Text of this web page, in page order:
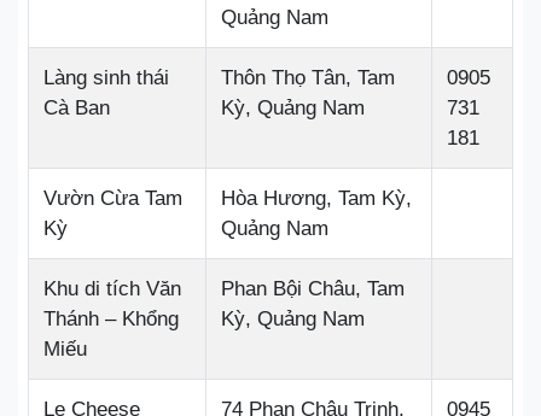
Quảng Nam
Làng sinh thái
Cà Ban
Thôn Thọ Tân, Tam
Kỳ, Quảng Nam
0905
731
181
Vườn Cừa Tam
Kỳ
Hòa Hương, Tam Kỳ,
Quảng Nam
Khu di tích Văn
Thánh – Khổng
Miếu
Phan Bội Châu, Tam
Kỳ, Quảng Nam
Le Cheese
74 Phan Châu Trinh,
0945